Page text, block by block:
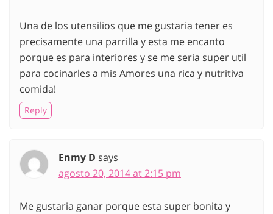
Una de los utensilios que me gustaria tener es
precisamente una parrilla y esta me encanto
porque es para interiores y se me seria super util
para cocinarles a mis Amores una rica y nutritiva
comida!
Reply
Enmy D says
agosto 20, 2014 at 2:15 pm
Me gustaria ganar porque esta super bonita y